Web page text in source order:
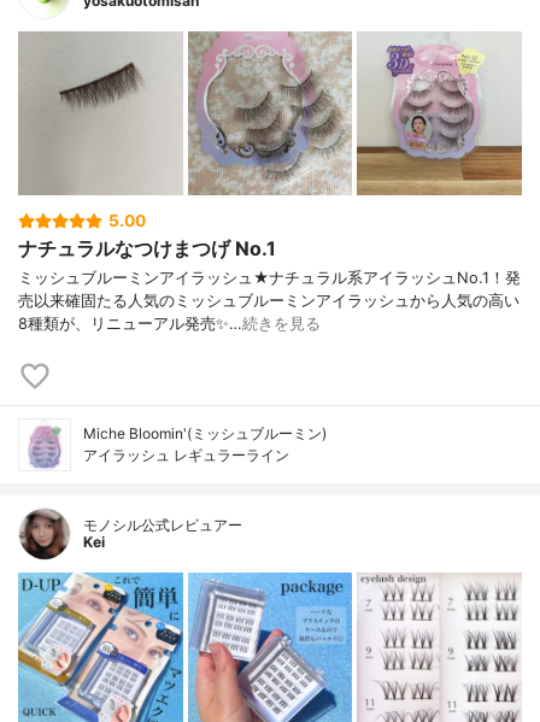
5.00
ナチュラルなつけまつげ No.1
ミッシュブルーミンアイラッシュ★ナチュラル系アイラッシュNo.1！発
売以来確固たる人気のミッシュブルーミンアイラッシュから人気の高い
8種類が、リニューアル発売✨…続きを見る
Miche Bloomin'(ミッシュブルーミン)
アイラッシュ レギュラーライン
モノシル公式レビュアー
Kei